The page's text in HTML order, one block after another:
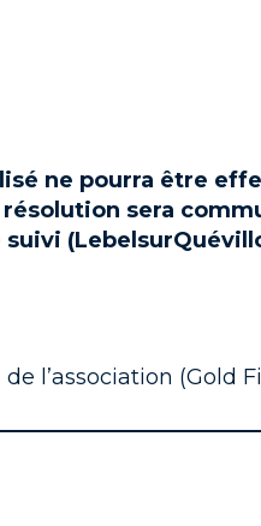
ne pourra être
sera
l’association